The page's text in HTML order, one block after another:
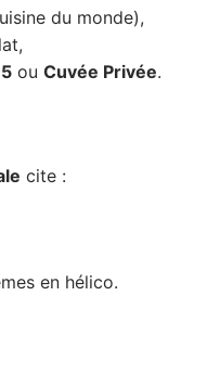
du monde),
ou Cuvée Privée.
cite :
en hélico.